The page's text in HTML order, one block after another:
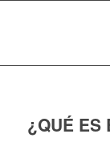
¿QUÉ ES